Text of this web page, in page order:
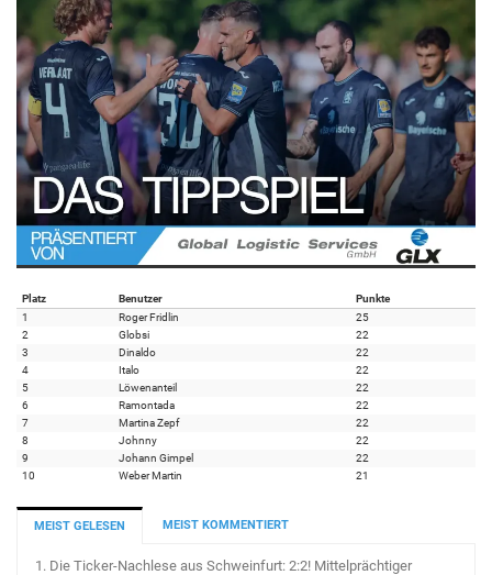
Platz Benutzer
Punkte
1
Roger Fridlin
25
2
Globsi
22
3
Dinaldo
22
4
Italo
22
5
Löwenanteil
22
6
Ramontada
22
7
Martina Zepf
22
8
Johnny
22
9
Johann Gimpel
22
10
Weber Martin 21
MEIST GELESEN MEIST KOMMENTIERT
1. Die Ticker-Nachlese aus Schweinfurt: 2:2! Mittelprächtiger